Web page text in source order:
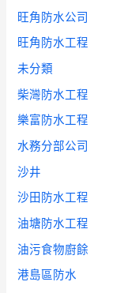
旺角防水公司
旺角防水工程
未分類
柴灣防水工程
樂富防水工程
水務分部公司
沙井
沙田防水工程
油塘防水工程
油污食物廚餘
港島區防水